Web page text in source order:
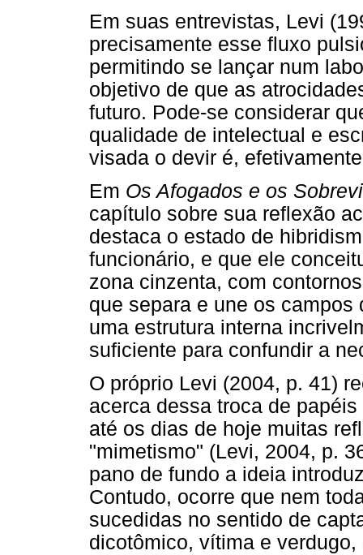
Em suas entrevistas, Levi
precisamente esse fluxo
permitindo se lançar num
objetivo de que as
futuro. Pode-se considerar
qualidade de intelectual e
visada o devir é,
Em Os Afogados e os
capítulo sobre sua reflexão
destaca o estado de
funcionário, e que ele
zona cinzenta, com
que separa e une os
uma estrutura interna
suficiente para confundir a
O próprio Levi (2004, p. 41)
acerca dessa troca de
até os dias de hoje muitas
"mimetismo" (Levi, 2004, p.
pano de fundo a ideia
Contudo, ocorre que nem
sucedidas no sentido de
dicotômico, vítima e